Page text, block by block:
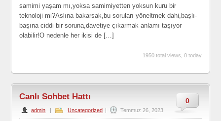
samimi yaşam mı,yoksa samimiyetten yoksun kuru bir
teknoloji mi?Aslına bakarsak,bu soruları yöneltmek dahi,başlı-
başına ciddi bir soruna,davetiye çıkarmak anlamı taşıyor
olabilir!O nedenle her ikisi de […]
1950 total views, 0 today
0
Canlı Sohbet Hattı
admin | Uncategorized | Temmuz 26, 2023